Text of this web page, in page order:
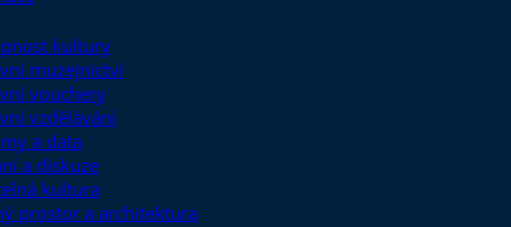
kultury
muzejnictví
vouchery
vzdělávání
a data
a diskuze
kultura
prostor a architektura